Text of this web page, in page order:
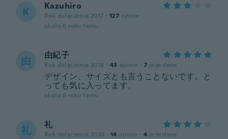
K Kazuhiro
Rok dołączenia 2017 · 127 opinie
około 6 roku temu
由 由紀子
Rok dołączenia 2018 · 43 opinie · 7 przesłane
デザイン、サイズとも言うことないです。と
っても気に入ってます。
około 6 roku temu
礼 礼
Rok dołączenia 2020 · 14 opinie · 4 przesłane